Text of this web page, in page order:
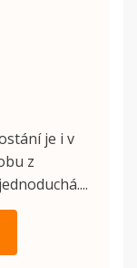
je i v
z